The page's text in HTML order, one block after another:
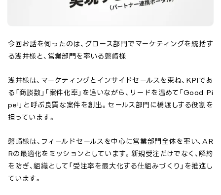
今回お話を伺ったのは、グロース部門でマーケティングを統括す
る浅井様と、営業部門を率いる磐崎様
浅井様は、マーケティングとインサイドセールスを束ね、KPIであ
る「商談数」「案件化率」を追いながら、リードを温めて「Good Pi
pe!」と呼ぶ良質な案件を創出。セールス部門に橋渡しする役割を
担っています。
磐崎様は、フィールドセールスを中心に営業部門全体を率い、AR
Rの最適化をミッションとしています。新規受注だけでなく、解約
を防ぎ、組織として「受注率を最大化する仕組みづくり」を推進し
ています。